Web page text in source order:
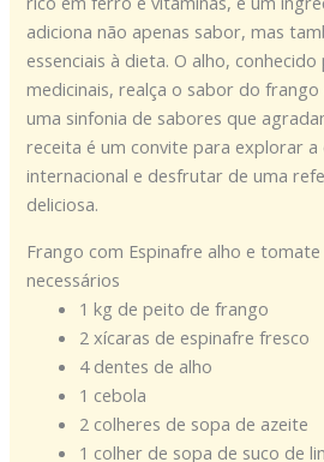
adiciona não apenas sabor, mas
essenciais à dieta. O alho,
medicinais, realça o sabor do
uma sinfonia de sabores que
receita é um convite para explorar a
internacional e desfrutar de uma
deliciosa.
Frango com Espinafre alho e
necessários
1 kg de peito de frango
2 xícaras de espinafre fresco
4 dentes de alho
1 cebola
2 colheres de sopa de azeite
1 colher de sopa de suco de